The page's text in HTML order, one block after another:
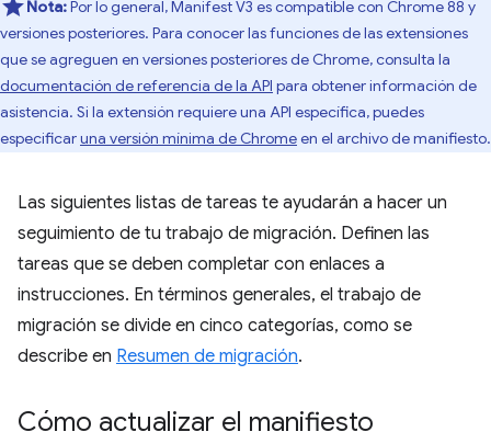
Nota:Por lo general, Manifest V3 es compatible con Chrome 88 y
versiones posteriores. Para conocer las funciones de las extensiones
que se agreguen en versiones posteriores de Chrome, consulta la
documentación de referencia de la API para obtener información de
asistencia. Si la extensión requiere una API específica, puedes
especificaruna versión mínima de Chromeen el archivo de manifiesto.
Las siguientes listas de tareas te ayudarán a hacer un
seguimiento de tu trabajo de migración. Definen las
tareas que se deben completar con enlaces a
instrucciones. En términos generales, el trabajo de
migración se divide en cinco categorías, como se
describe en Resumen de migración.
Cómo actualizar el manifiesto